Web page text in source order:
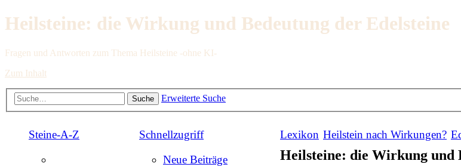
Heilsteine: die Wirkung und Bedeutung der Edelsteine
Fragen und Antworten zum Thema Heilsteine -ohne KI-
Zum Inhalt
Suche Erweiterte Suche
Steine-A-Z
Schnellzugriff
Neue Beiträge
Lexikon Heilstein nach Wirkungen?
Heilsteine: die Wirkung und